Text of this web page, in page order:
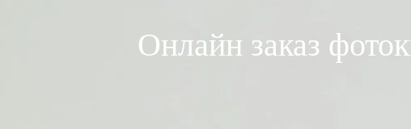
Онлайн заказ